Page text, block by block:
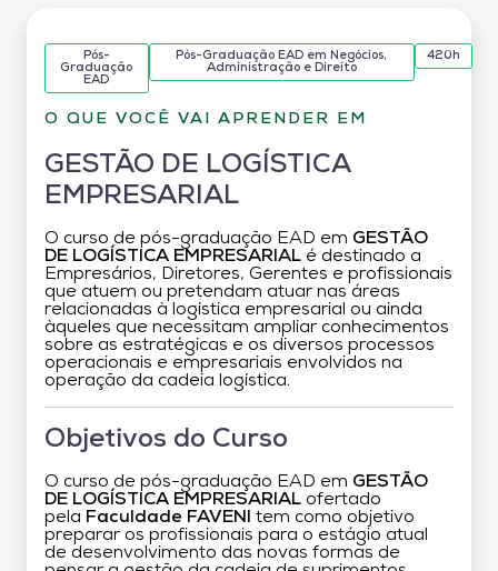
Pós-
Graduação
EAD
Pós-Graduação EAD em Negócios,
Administração e Direito
420h
O QUE VOCÊ VAI APRENDER EM
GESTÃO DE LOGÍSTICA
EMPRESARIAL
O curso de pós-graduação EAD em GESTÃO
DE LOGÍSTICA EMPRESARIAL é destinado a
Empresários, Diretores, Gerentes e profissionais
que atuem ou pretendam atuar nas áreas
relacionadas à logística empresarial ou ainda
àqueles que necessitam ampliar conhecimentos
sobre as estratégicas e os diversos processos
operacionais e empresariais envolvidos na
operação da cadeia logística.
Objetivos do Curso
O curso de pós-graduação EAD em GESTÃO
DE LOGÍSTICA EMPRESARIAL ofertado
pela Faculdade FAVENI
tem como objetivo
preparar os profissionais para o estágio atual
de desenvolvimento das novas formas de